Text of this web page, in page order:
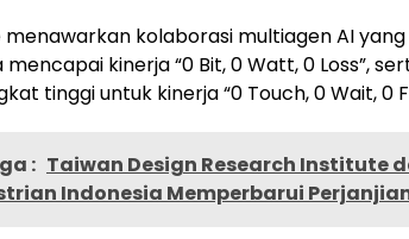
menawarkan kolaborasi multiagen AI
mencapai kinerja “0 Bit, 0 Watt, 0 Loss”,
tinggi untuk kinerja “0 Touch, 0 Wait, 0
: Taiwan Design Research Institute
Indonesia Memperbarui